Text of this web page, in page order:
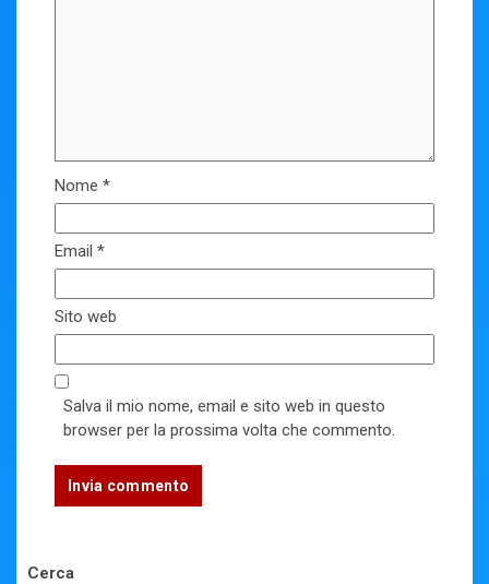
Nome *
Email *
Sito web
Salva il mio nome, email e sito web in questo
browser per la prossima volta che commento.
Cerca